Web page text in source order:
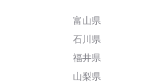
富山県
石川県
福井県
山梨県